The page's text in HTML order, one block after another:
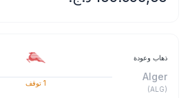
ذهاب وعودة
Alger
(
ALG
)
1 توقف